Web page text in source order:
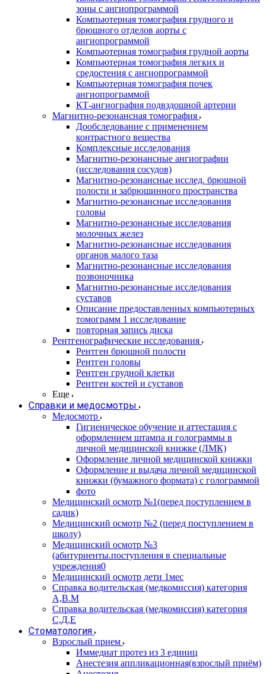
зоны с ангиопрограммой
Компьютерная томография грудного и
брюшного отделов аорты с
ангиопрограммой
Компьютерная томография грудной аорты
Компьютерная томография легких и
средостения с ангиопрограммой
Компьютерная томография почек
ангиопрограммой
КТ-ангиография подвздошной артерии
Магнитно-резонансная томография
Дообследование с применением
контрастного вещества
Комплексные исследования
Магнитно-резонансные ангиографии
(исследования сосудов)
Магнитно-резонансные исслед. брюшной
полости и забрюшинного пространства
Магнитно-резонансные исследования
головы
Магнитно-резонансные исследования
молочных желез
Магнитно-резонансные исследования
органов малого таза
Магнитно-резонансные исследования
позвоночника
Магнитно-резонансные исследования
суставов
Описание предоставленных компьютерных
томограмм 1 исследование
повторная запись диска
Рентгенографические исследования
Рентген брюшной полости
Рентген головы
Рентген грудной клетки
Рентген костей и суставов
Еще
Справки и медосмотры
Медосмотр
Гигиеническое обучение и аттестация с
оформлением штампа и голограммы в
личной медицинской книжке (ЛМК)
Оформление личной медицинской книжки
Оформление и выдача личной медицинской
книжки (бумажного формата) с голограммой
фото
Медицинский осмотр №1(перед поступлением в
садик)
Медицинский осмотр №2 (перед поступлением в
школу)
Медицинский осмотр №3
(абитуриенты.поступления в специальные
учреждения0
Медицинский осмотр дети 1мес
Справка водительская (медкомиссия) категория
А,В.М
Справка водительская (медкомиссия) категория
С,Д,Е
Стоматология
Взрослый прием
Иммедиат протез из 3 единиц
Анестезия аппликационная(взрослый приём)